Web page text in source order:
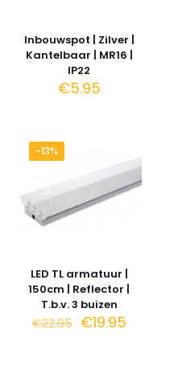
Inbouwspot | Zilver |
Kantelbaar | MR16 |
IP22
€5.95
-13%
LED TL armatuur |
150cm | Reflector |
T.b.v. 3 buizen
€22.95 €19.95